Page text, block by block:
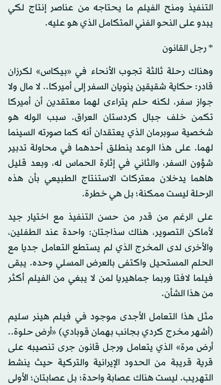
التنفيذ ومنح الفيلم ما يحتاجه من عناصر إنتاج لكي
يبدو على النحو الفني المتكامل الذي هو عليه.
* رجل القانون
وهناك رحلة ثالثة تجوب الأنحاء في «بيكاس» لكرزان
قادر: حكاية شقيقين ينويان السفر إلى أميركا.. لا مال ولا
جواز سفر، لكنه حلم يتراءى لهما معتقدين أن أميركا
تكمن خلف جبال كردستان العراق. سبب الوله هو
شخصية سوبرمان الذي يعتقدان أنه كما صورته السينما
لهما. على هذا الوعد ينطلق أحدهما في محاولة تدبير
شؤون السفر، والثاني في إثارة الحماس له، وبعد قليل
هاهما يدخلان معتركات الاستنتاج الطبيعي بأن هذه
الرحلة ليست ممكنة؛ بل هي خطرة.
على الرغم من قدر من حسن التنفيذ مع اختيار جيد
لأماكن التصوير، هناك سذاجتان: واحدة عند الطفلين،
والأخرى لدى المخرج الذي لم يستطع التعامل جديا مع
الحلم المستحيل واكتفى بالعرض المسلي وحده. يبقى
فيلما لافتا وربما جماهيريا لمن لا يبغي من الفيلم أكثر
من هذا الشأن.
مثل هذا التعامل الأجدى موجود في فيلم هينر سليم
(أشهر مخرج كردي بجانب بهمان قوبادي) «أرض حلوة..
أرض مرة» الذي يتعامل ورجل قانون جرى تنصيبه على
قرية قريبة من الحدود الإيرانية والتركية حيث ينشط
التهريب. ليست هناك عصابة واحدة؛ بل عصابتان؛ الأولى